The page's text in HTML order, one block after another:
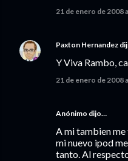
21 de enero de 2008
Paxton Hernandez
Y Viva Rambo,
21 de enero de 2008
Anónimo dijo…
A mi tambien
mi nuevo ipod
tanto. Al